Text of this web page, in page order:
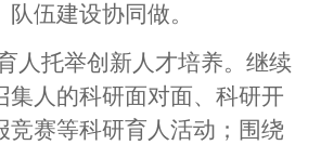
伍建设协同做。
人托举创新人才培养。继续
集人的科研面对面、科研开
竞赛等科研育人活动；围绕